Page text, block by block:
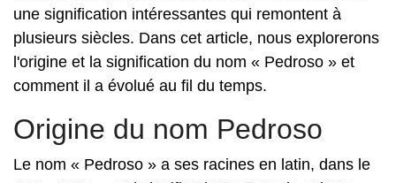
une signification intéressantes qui remontent à
plusieurs siècles. Dans cet article, nous explorerons
l'origine et la signification du nom « Pedroso » et
comment il a évolué au fil du temps.
Origine du nom Pedroso
Le nom « Pedroso » a ses racines en latin, dans le